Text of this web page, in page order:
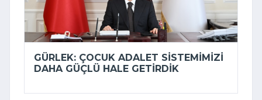
GÜRLEK: ÇOCUK ADALET SISTEMIMIZI
DAHA GÜÇLÜ HALE GETIRDIK